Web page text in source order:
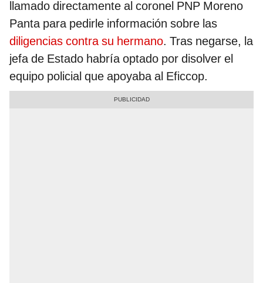
llamado directamente al coronel PNP Moreno
Panta para pedirle información sobre las
diligencias contra su hermano. Tras negarse, la
jefa de Estado habría optado por disolver el
equipo policial que apoyaba al Eficcop.